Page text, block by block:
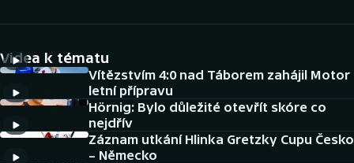
Cyklistika
DALŠÍ SPORTY
Americký fotbal
NEPŘEHLÉDNĚTE
Videa k tématu
Vítězstvím 4:0 nad Táborem zahájil Motor
letní přípravu
Hörnig: Bylo důležité otevřít skóre co
nejdřív
Záznam utkání Hlinka Gretzky Cupu Česko
– Německo